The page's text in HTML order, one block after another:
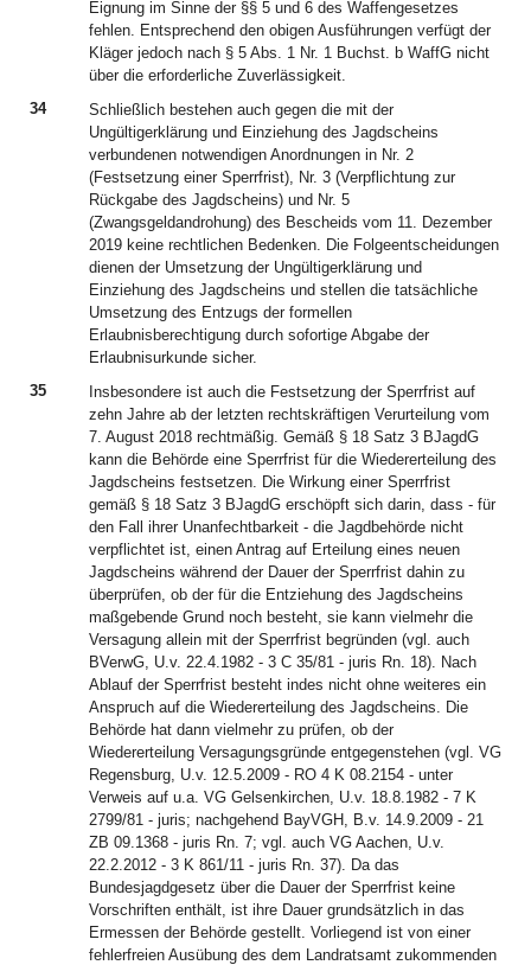
Eignung im Sinne der §§ 5 und 6 des Waffengesetzes
fehlen. Entsprechend den obigen Ausführungen verfügt der
Kläger jedoch nach § 5 Abs. 1 Nr. 1 Buchst. b WaffG nicht
über die erforderliche Zuverlässigkeit.
34
Schließlich bestehen auch gegen die mit der
Ungültigerklärung und Einziehung des Jagdscheins
verbundenen notwendigen Anordnungen in Nr. 2
(Festsetzung einer Sperrfrist), Nr. 3 (Verpflichtung zur
Rückgabe des Jagdscheins) und Nr. 5
(Zwangsgeldandrohung) des Bescheids vom 11. Dezember
2019 keine rechtlichen Bedenken. Die Folgeentscheidungen
dienen der Umsetzung der Ungültigerklärung und
Einziehung des Jagdscheins und stellen die tatsächliche
Umsetzung des Entzugs der formellen
Erlaubnisberechtigung durch sofortige Abgabe der
Erlaubnisurkunde sicher.
35
Insbesondere ist auch die Festsetzung der Sperrfrist auf
zehn Jahre ab der letzten rechtskräftigen Verurteilung vom
7. August 2018 rechtmäßig. Gemäß § 18 Satz 3 BJagdG
kann die Behörde eine Sperrfrist für die Wiedererteilung des
Jagdscheins festsetzen. Die Wirkung einer Sperrfrist
gemäß § 18 Satz 3 BJagdG erschöpft sich darin, dass - für
den Fall ihrer Unanfechtbarkeit - die Jagdbehörde nicht
verpflichtet ist, einen Antrag auf Erteilung eines neuen
Jagdscheins während der Dauer der Sperrfrist dahin zu
überprüfen, ob der für die Entziehung des Jagdscheins
maßgebende Grund noch besteht, sie kann vielmehr die
Versagung allein mit der Sperrfrist begründen (vgl. auch
BVerwG, U.v. 22.4.1982 - 3 C 35/81 - juris Rn. 18). Nach
Ablauf der Sperrfrist besteht indes nicht ohne weiteres ein
Anspruch auf die Wiedererteilung des Jagdscheins. Die
Behörde hat dann vielmehr zu prüfen, ob der
Wiedererteilung Versagungsgründe entgegenstehen (vgl. VG
Regensburg, U.v. 12.5.2009 - RO 4 K 08.2154 - unter
Verweis auf u.a. VG Gelsenkirchen, U.v. 18.8.1982 - 7 K
2799/81 - juris; nachgehend BayVGH, B.v. 14.9.2009 - 21
ZB 09.1368 - juris Rn. 7; vgl. auch VG Aachen, U.v.
22.2.2012 - 3 K 861/11 - juris Rn. 37). Da das
Bundesjagdgesetz über die Dauer der Sperrfrist keine
Vorschriften enthält, ist ihre Dauer grundsätzlich in das
Ermessen der Behörde gestellt. Vorliegend ist von einer
fehlerfreien Ausübung des dem Landratsamt zukommenden